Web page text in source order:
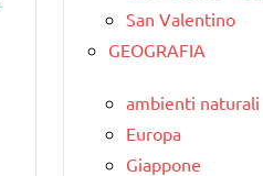
San Valentino
GEOGRAFIA
ambienti naturali
Europa
Giappone